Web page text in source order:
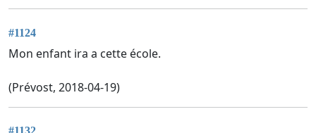
#1124
Mon enfant ira a cette école.
(Prévost, 2018-04-19)